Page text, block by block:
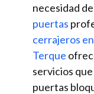
necesidad
puertas
cerrajeros
Terque
servicios
puertas